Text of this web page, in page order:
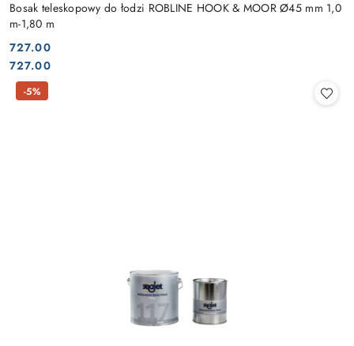
Bosak teleskopowy do łodzi ROBLINE HOOK & MOOR Ø45 mm 1,0
m-1,80 m
Cena:
727.00
Cena:
727.00
-5%